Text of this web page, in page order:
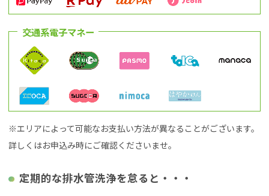
交通系電子マネー
※エリアによって可能なお支払い方法が異なることがございます。
詳しくはお申込み時にご確認くださいませ。
定期的な排水管洗浄を怠ると・・・